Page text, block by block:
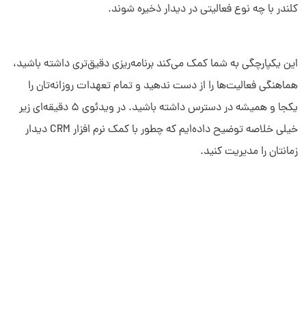
کلندر با چه نوع فعالیتی در دیدار ذخیره شوند.
این یکپارچگی به شما کمک می‌کند برنامه‌ریزی دقیق‌تری داشته باشید،
هماهنگی فعالیت‌ها را از دست ندهید و تمام تعهدات روزانه‌تان را
یکجا و همیشه در دسترس داشته باشید. در ویدئوی 5 دقیقه‌ای زیر
خیلی خلاصه توضیح داده‌ایم که چطور با کمک نرم افزار CRM دیدار
زمانتان را مدیریت کنید.